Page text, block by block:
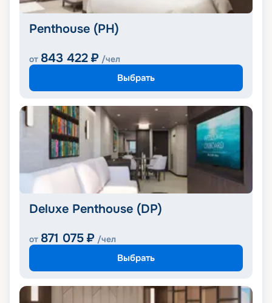
Penthouse (PH)
от 843 422 ₽ /чел
Выбрать
Deluxe Penthouse (DP)
от 871 075 ₽ /чел
Выбрать